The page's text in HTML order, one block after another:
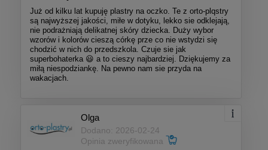
Już od kilku lat kupuję plastry na oczko. Te z orto-plqstry
są najwyższej jakości, miłe w dotyku, lekko sie odklejają,
nie podrażniają delikatnej skóry dziecka. Duży wybor
wzorów i kolorów cieszą córkę prze co nie wstydzi się
chodzić w nich do przedszkola. Czuje sie jak
superbohaterka 😃 a to cieszy najbardziej. Dziękujemy za
miłą niespodziankę. Na pewno nam sie przyda na
wakacjach.
Olga
Dodano: 2026-02-24
Opinia zweryfikowana